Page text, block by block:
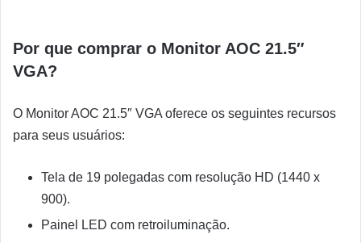
Por que comprar o Monitor AOC 21.5″
VGA?
O Monitor AOC 21.5″ VGA oferece os seguintes recursos
para seus usuários:
Tela de 19 polegadas com resolução HD (1440 x
900).
Painel LED com retroiluminação.